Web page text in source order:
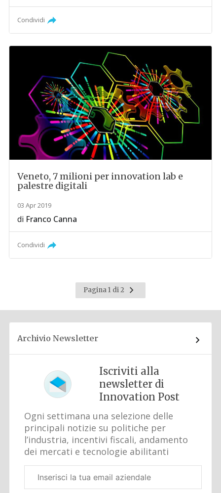
Condividi
Veneto, 7 milioni per innovation lab e
palestre digitali
03 Apr 2019
di Franco Canna
Condividi
Pagina 1 di 2
Pagina
successiva
Archivio Newsletter
Iscriviti alla
newsletter di
Innovation Post
Ogni settimana una selezione delle
principali notizie su politiche per
l’industria, incentivi fiscali, andamento
dei mercati e tecnologie abilitanti
aziendale